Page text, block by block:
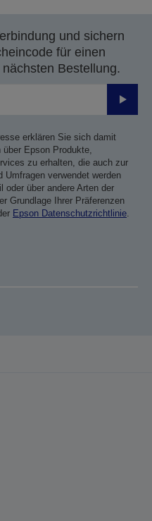
und sichern
für einen
nächsten Bestellung.
erklären Sie sich damit
Epson Produkte,
zu erhalten, die auch zur
Umfragen verwendet werden
oder über andere Arten der
Grundlage Ihrer Präferenzen
Epson Datenschutzrichtlinie.